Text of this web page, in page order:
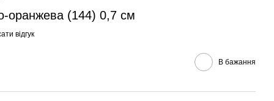
оранжева (144) 0,7 см
відгук
В бажання